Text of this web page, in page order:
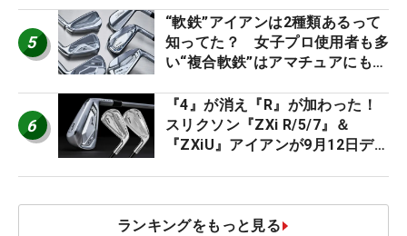
5
“軟鉄”アイアンは2種類あるって
知ってた？ 女子プロ使用者も多
い“複合軟鉄”はアマチュアにもオ
6
『4』が消え『R』が加わった！
スリクソン『ZXi R/5/7』＆
『ZXiU』アイアンが9月12日デ
ランキングをもっと見る